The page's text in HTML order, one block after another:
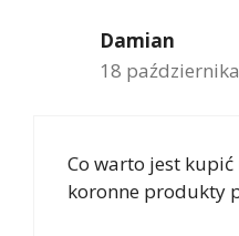
Damian
18
Co warto jest kupić
koronne produkty